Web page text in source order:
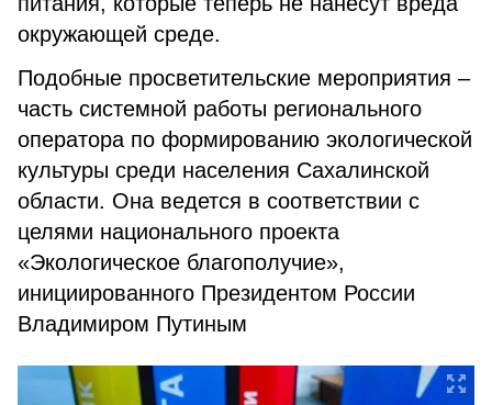
окружающей среде.
Подобные просветительские мероприятия –
часть системной работы регионального
оператора по формированию экологической
культуры среди населения Сахалинской
области. Она ведется в соответствии с
целями национального проекта
«Экологическое благополучие»,
инициированного Президентом России
Владимиром Путиным